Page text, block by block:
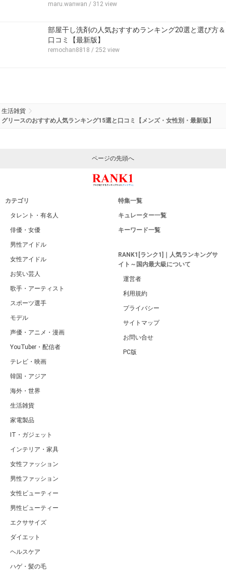
maru.wanwan / 312 view
部屋干し洗剤の人気おすすめランキング20選と選び方＆
口コミ【最新版】
remochan8818 / 252 view
生活雑貨
グリースのおすすめ人気ランキング15選と口コミ【メンズ・女性別・最新版】
ページの先頭へ
カテゴリ
タレント・有名人
俳優・女優
男性アイドル
女性アイドル
お笑い芸人
歌手・アーティスト
スポーツ選手
モデル
声優・アニメ・漫画
YouTuber・配信者
テレビ・映画
韓国・アジア
海外・世界
生活雑貨
家電製品
IT・ガジェット
インテリア・家具
女性ファッション
男性ファッション
女性ビューティー
男性ビューティー
エクササイズ
ダイエット
ヘルスケア
ハゲ・髪の毛
特集一覧
キュレーター一覧
キーワード一覧
RANK1[ランク1]｜人気ランキングサ
イト～国内最大級について
運営者
利用規約
プライバシー
サイトマップ
お問い合せ
PC版